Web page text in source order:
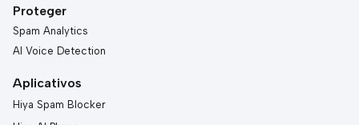
Proteger
Spam Analytics
AI Voice Detection
Aplicativos
Hiya Spam Blocker